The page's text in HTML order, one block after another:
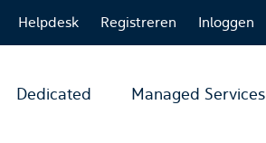
Helpdesk Registreren Inloggen
Dedicated Managed Services